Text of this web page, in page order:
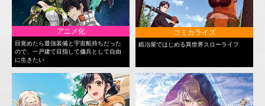
アニメ化
目覚めたら最強装備と宇宙船持ちだった
ので、一戸建て目指して傭兵として自由
に生きたい
コミカライズ
鍛冶屋ではじめる異世界スローライフ